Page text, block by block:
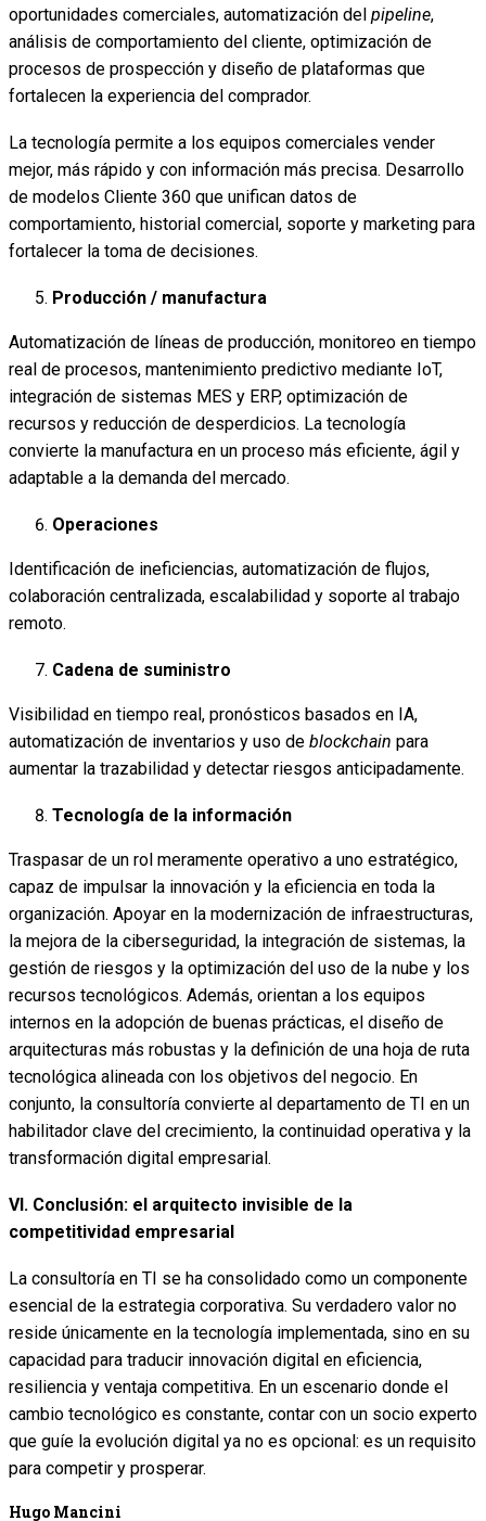
oportunidades comerciales, automatización del pipeline,
análisis de comportamiento del cliente, optimización de
procesos de prospección y diseño de plataformas que
fortalecen la experiencia del comprador.
La tecnología permite a los equipos comerciales vender
mejor, más rápido y con información más precisa. Desarrollo
de modelos Cliente 360 que unifican datos de
comportamiento, historial comercial, soporte y marketing para
fortalecer la toma de decisiones.
Producción / manufactura
Automatización de líneas de producción, monitoreo en tiempo
real de procesos, mantenimiento predictivo mediante IoT,
integración de sistemas MES y ERP, optimización de
recursos y reducción de desperdicios. La tecnología
convierte la manufactura en un proceso más eficiente, ágil y
adaptable a la demanda del mercado.
Operaciones
Identificación de ineficiencias, automatización de flujos,
colaboración centralizada, escalabilidad y soporte al trabajo
remoto.
Cadena de suministro
Visibilidad en tiempo real, pronósticos basados en IA,
automatización de inventarios y uso de blockchain para
aumentar la trazabilidad y detectar riesgos anticipadamente.
Tecnología de la información
Traspasar de un rol meramente operativo a uno estratégico,
capaz de impulsar la innovación y la eficiencia en toda la
organización. Apoyar en la modernización de infraestructuras,
la mejora de la ciberseguridad, la integración de sistemas, la
gestión de riesgos y la optimización del uso de la nube y los
recursos tecnológicos. Además, orientan a los equipos
internos en la adopción de buenas prácticas, el diseño de
arquitecturas más robustas y la definición de una hoja de ruta
tecnológica alineada con los objetivos del negocio. En
conjunto, la consultoría convierte al departamento de TI en un
habilitador clave del crecimiento, la continuidad operativa y la
transformación digital empresarial.
VI. Conclusión: el arquitecto invisible de la
competitividad empresarial
La consultoría en TI se ha consolidado como un componente
esencial de la estrategia corporativa. Su verdadero valor no
reside únicamente en la tecnología implementada, sino en su
capacidad para traducir innovación digital en eficiencia,
resiliencia y ventaja competitiva. En un escenario donde el
cambio tecnológico es constante, contar con un socio experto
que guíe la evolución digital ya no es opcional: es un requisito
para competir y prosperar.
Hugo Mancini